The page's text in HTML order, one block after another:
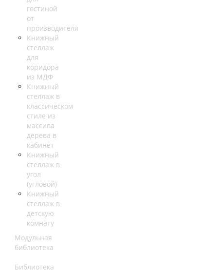
гостиной
от
производителя
Книжный
стеллаж
для
коридора
из МДФ
Книжный
стеллаж в
классическом
стиле из
массива
дерева в
кабинет
Книжный
стеллаж в
угол
(угловой)
Книжный
стеллаж в
детскую
комнату
Модульная
библиотека
Библиотека